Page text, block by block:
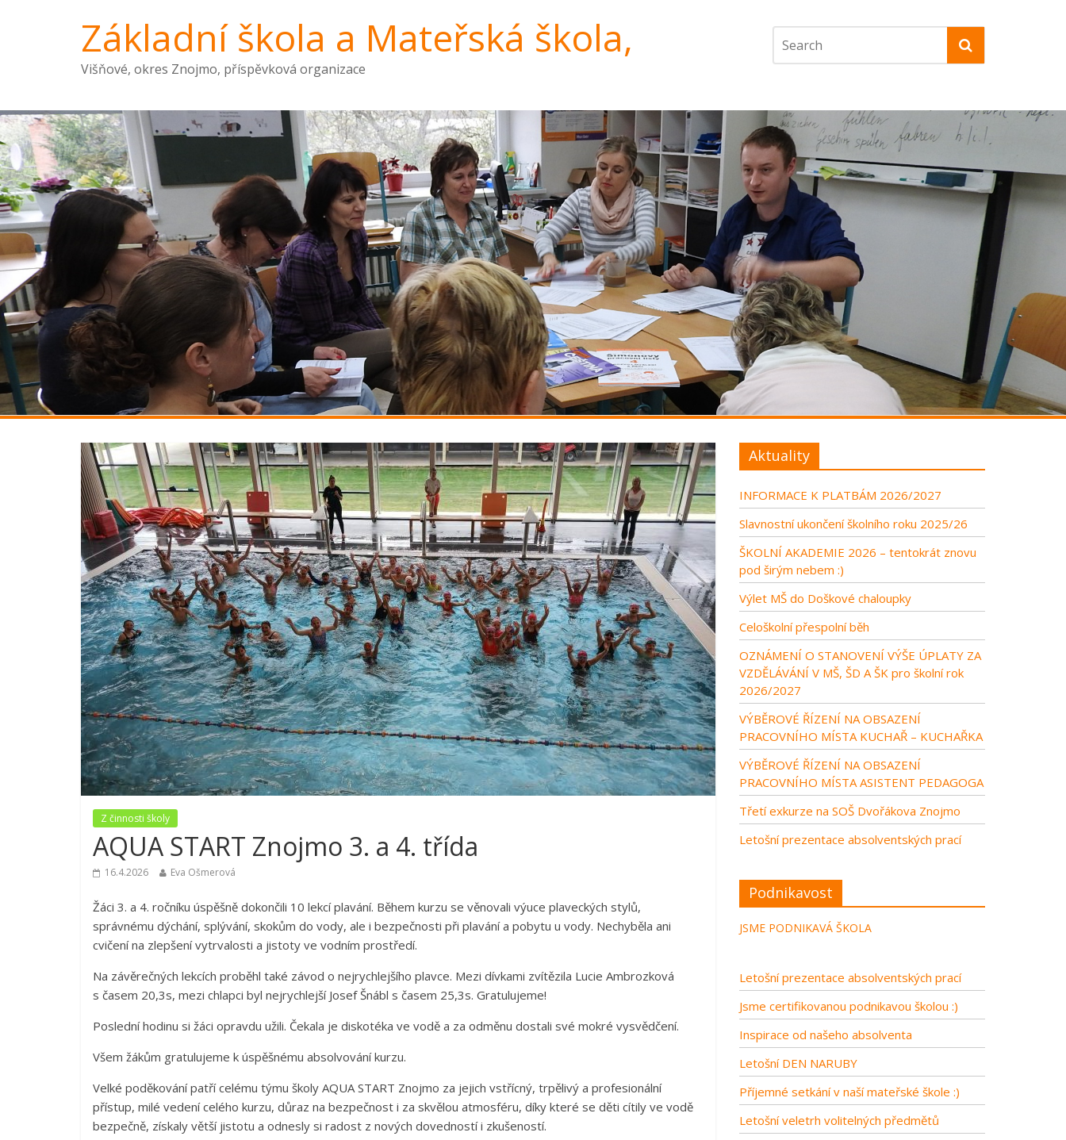
Základní škola a Mateřská škola,
Višňové, okres Znojmo, příspěvková organizace
Z činnosti školy
AQUA START Znojmo 3. a 4. třída
16.4.2026 Eva Ošmerová
Žáci 3. a 4. ročníku úspěšně dokončili 10 lekcí plavání. Během kurzu se věnovali výuce plaveckých stylů,
správnému dýchání, splývání, skokům do vody, ale i bezpečnosti při plavání a pobytu u vody. Nechyběla ani
cvičení na zlepšení vytrvalosti a jistoty ve vodním prostředí.
Na závěrečných lekcích proběhl také závod o nejrychlejšího plavce. Mezi dívkami zvítězila Lucie Ambrozková
s časem 20,3s, mezi chlapci byl nejrychlejší Josef Šnábl s časem 25,3s. Gratulujeme!
Poslední hodinu si žáci opravdu užili. Čekala je diskotéka ve vodě a za odměnu dostali své mokré vysvědčení.
Všem žákům gratulujeme k úspěšnému absolvování kurzu.
Velké poděkování patří celému týmu školy AQUA START Znojmo za jejich vstřícný, trpělivý a profesionální
přístup, milé vedení celého kurzu, důraz na bezpečnost i za skvělou atmosféru, díky které se děti cítily ve vodě
bezpečně, získaly větší jistotu a odnesly si radost z nových dovedností i zkušeností.
Aktuality
INFORMACE K PLATBÁM 2026/2027
Slavnostní ukončení školního roku 2025/26
ŠKOLNÍ AKADEMIE 2026 – tentokrát znovu
pod širým nebem :)
Výlet MŠ do Doškové chaloupky
Celoškolní přespolní běh
OZNÁMENÍ O STANOVENÍ VÝŠE ÚPLATY ZA
VZDĚLÁVÁNÍ V MŠ, ŠD A ŠK pro školní rok
2026/2027
VÝBĚROVÉ ŘÍZENÍ NA OBSAZENÍ
PRACOVNÍHO MÍSTA KUCHAŘ – KUCHAŘKA
VÝBĚROVÉ ŘÍZENÍ NA OBSAZENÍ
PRACOVNÍHO MÍSTA ASISTENT PEDAGOGA
Třetí exkurze na SOŠ Dvořákova Znojmo
Letošní prezentace absolventských prací
Podnikavost
JSME PODNIKAVÁ ŠKOLA
Letošní prezentace absolventských prací
Jsme certifikovanou podnikavou školou :)
Inspirace od našeho absolventa
Letošní DEN NARUBY
Příjemné setkání v naší mateřské škole :)
Letošní veletrh volitelných předmětů